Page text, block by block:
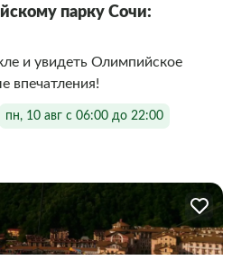
парку Сочи:
и увидеть Олимпийское
впечатления!
пн, 10 авг с 06:00 до 22:00